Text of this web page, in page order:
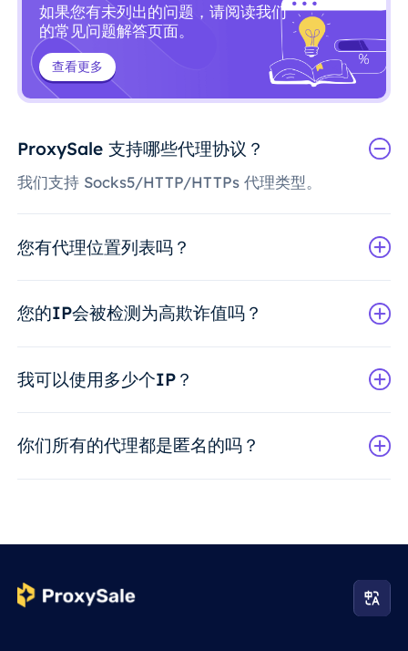
如果您有未列出的问题，请阅读我们
的常见问题解答页面。
查看更多
ProxySale 支持哪些代理协议？
我们支持 Socks5/HTTP/HTTPs 代理类型。
您有代理位置列表吗？
您的IP会被检测为高欺诈值吗？
我可以使用多少个IP？
你们所有的代理都是匿名的吗？